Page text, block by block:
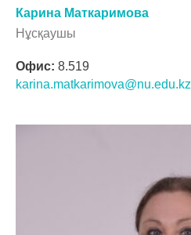
Карина Маткаримова
Нұсқаушы
Офис: 8.519
karina.matkarimova@nu.edu.kz